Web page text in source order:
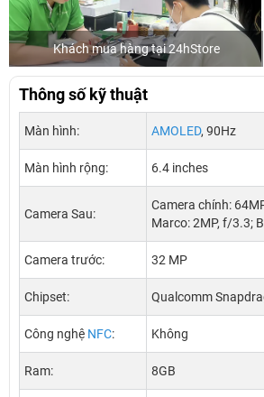
Khách mua hàng tại 24hStore
Thông số kỹ thuật
Màn hình: AMOLED, 90Hz
Màn hình rộng: 6.4 inches
Camera Sau:
Camera chính:
Marco: 2MP, f/3.3;
Camera trước: 32 MP
Chipset: Qualcomm
Công nghệ NFC: Không
Ram: 8GB